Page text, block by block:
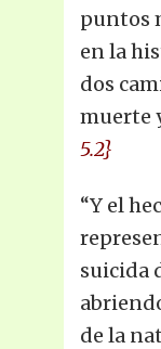
puntos
en la
dos
muerte
5.2}
“Y el
suicida
de la